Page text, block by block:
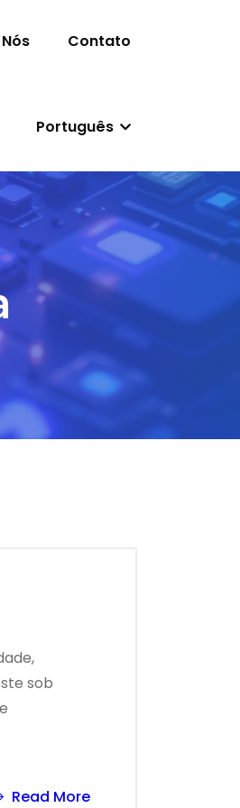
Contato
Português
sob
Read More